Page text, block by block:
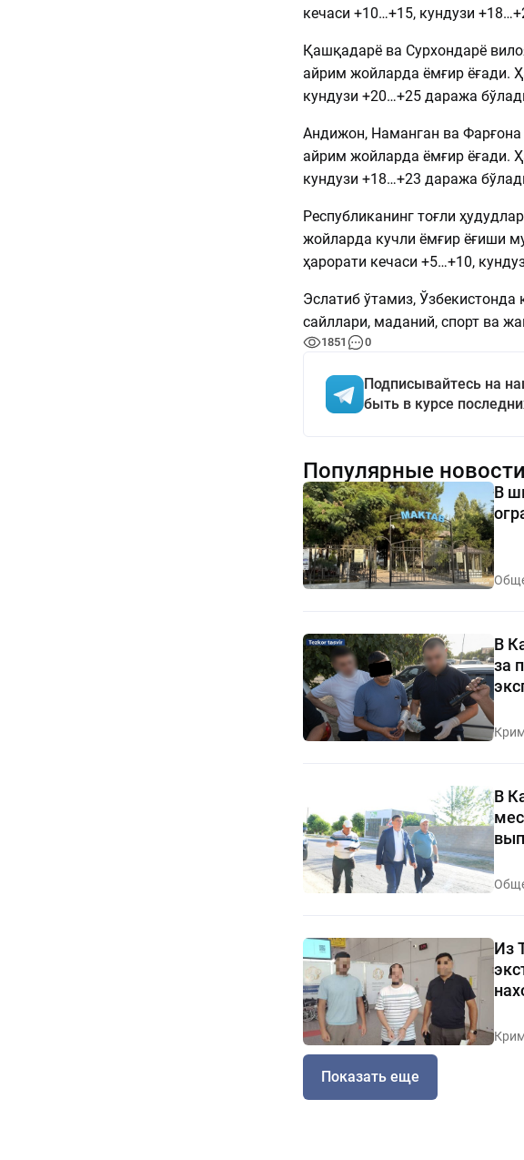
кечаси +10…+15, кундузи
Қашқадарё ва Сурхондарё
айрим жойларда ёмғир ёғади.
кундузи +20…+25 даража
Андижон, Наманган ва Фарғона
айрим жойларда ёмғир ёғади.
кундузи +18…+23 даража
Республиканинг тоғли
жойларда кучли ёмғир ёғиши
ҳарорати кечаси +5…+10,
Эслатиб ўтамиз, Ўзбекистонда
сайллари, маданий, спорт ва
1851 0
Подписывайтесь на
быть в курсе
Популярные новости
В
В
за
В
Из
Показать еще